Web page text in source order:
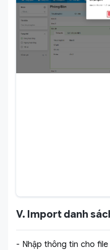
V. Import danh
- Nhập thông tin cho